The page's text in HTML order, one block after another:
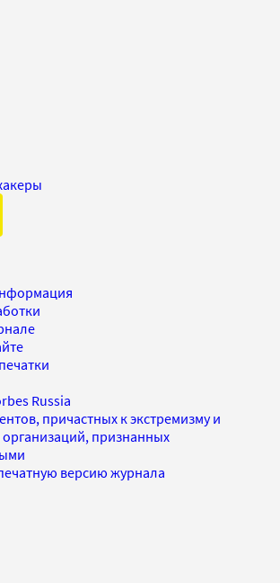
Russia
причастных к экстремизму и
признанных
версию журнала